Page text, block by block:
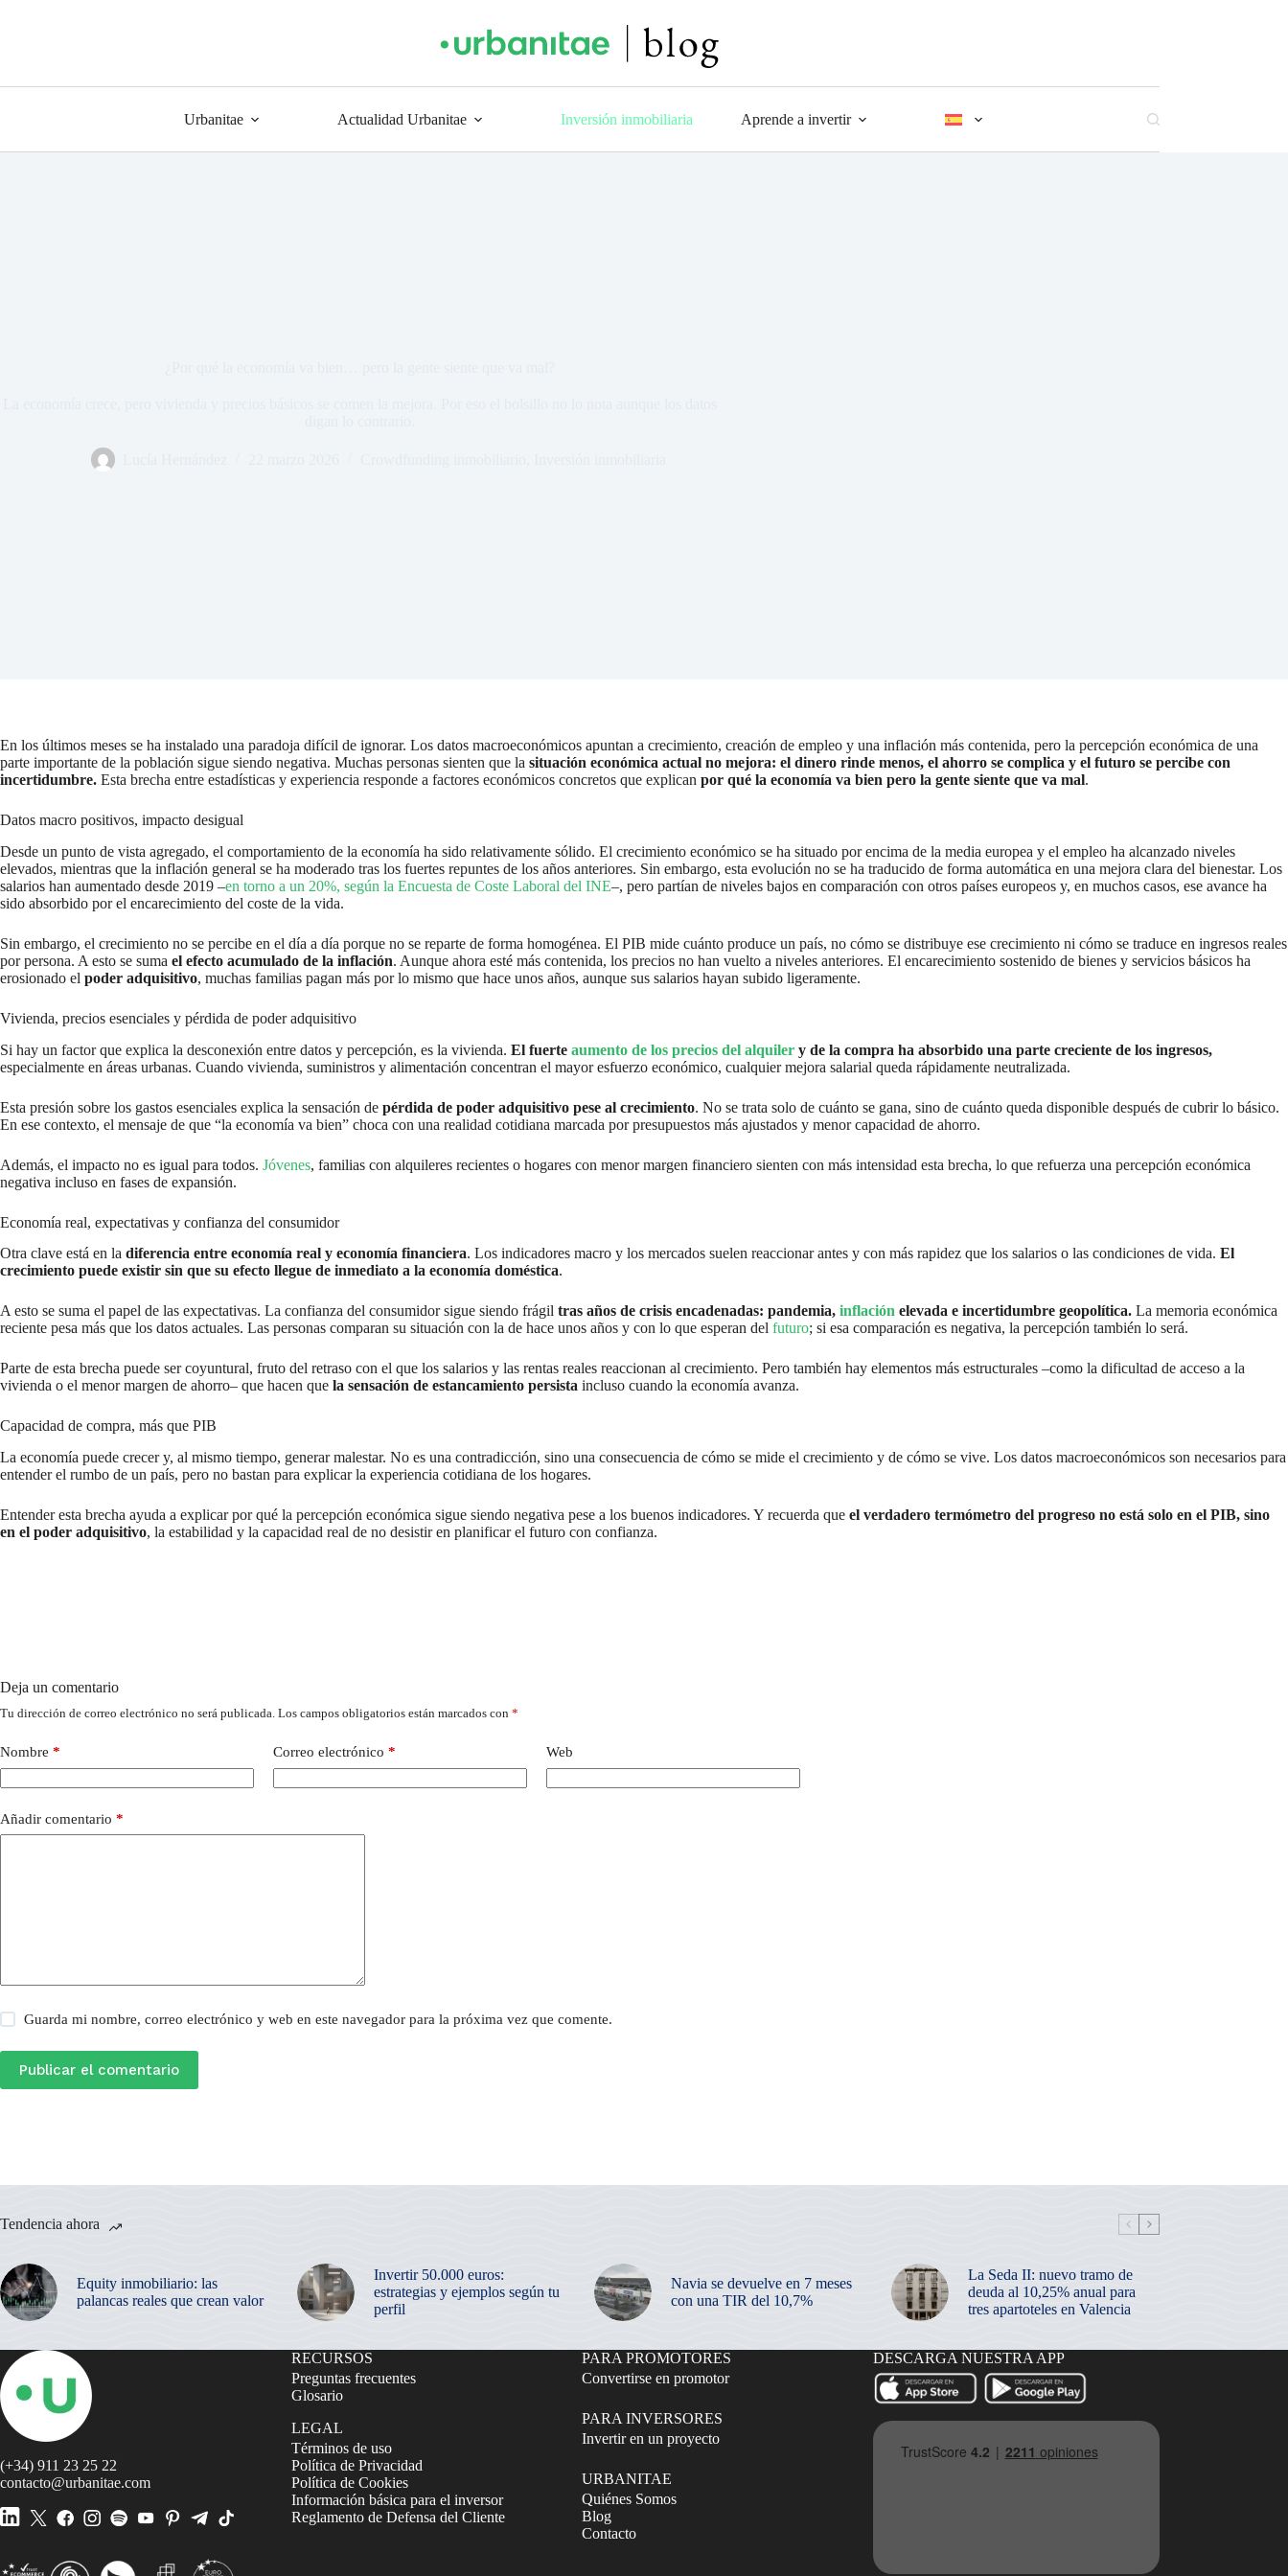
Urbanitae Actualidad Urbanitae Inversión inmobiliaria Aprende a invertir
En los últimos meses se ha instalado una paradoja difícil de ignorar. Los datos macroeconómicos apuntan a crecimiento, creación de empleo y una inflación más contenida, pero la percepción económica de una
parte importante de la población sigue siendo negativa. Muchas personas sienten que la situación económica actual no mejora: el dinero rinde menos, el ahorro se complica y el futuro se percibe con
incertidumbre. Esta brecha entre estadísticas y experiencia responde a factores económicos concretos que explican por qué la economía va bien pero la gente siente que va mal.
Datos macro positivos, impacto desigual
Desde un punto de vista agregado, el comportamiento de la economía ha sido relativamente sólido. El crecimiento económico se ha situado por encima de la media europea y el empleo ha alcanzado niveles
elevados, mientras que la inflación general se ha moderado tras los fuertes repuntes de los años anteriores. Sin embargo, esta evolución no se ha traducido de forma automática en una mejora clara del bienestar. Los
salarios han aumentado desde 2019 –en torno a un 20%, según la Encuesta de Coste Laboral del INE–, pero partían de niveles bajos en comparación con otros países europeos y, en muchos casos, ese avance ha
sido absorbido por el encarecimiento del coste de la vida.
Sin embargo, el crecimiento no se percibe en el día a día porque no se reparte de forma homogénea. El PIB mide cuánto produce un país, no cómo se distribuye ese crecimiento ni cómo se traduce en ingresos reales
por persona. A esto se suma el efecto acumulado de la inflación. Aunque ahora esté más contenida, los precios no han vuelto a niveles anteriores. El encarecimiento sostenido de bienes y servicios básicos ha
erosionado el poder adquisitivo, muchas familias pagan más por lo mismo que hace unos años, aunque sus salarios hayan subido ligeramente.
Vivienda, precios esenciales y pérdida de poder adquisitivo
Si hay un factor que explica la desconexión entre datos y percepción, es la vivienda. El fuerte aumento de los precios del alquiler y de la compra ha absorbido una parte creciente de los ingresos,
especialmente en áreas urbanas. Cuando vivienda, suministros y alimentación concentran el mayor esfuerzo económico, cualquier mejora salarial queda rápidamente neutralizada.
Esta presión sobre los gastos esenciales explica la sensación de pérdida de poder adquisitivo pese al crecimiento. No se trata solo de cuánto se gana, sino de cuánto queda disponible después de cubrir lo básico.
En ese contexto, el mensaje de que “la economía va bien” choca con una realidad cotidiana marcada por presupuestos más ajustados y menor capacidad de ahorro.
Además, el impacto no es igual para todos. Jóvenes, familias con alquileres recientes o hogares con menor margen financiero sienten con más intensidad esta brecha, lo que refuerza una percepción económica
negativa incluso en fases de expansión.
Economía real, expectativas y confianza del consumidor
Otra clave está en la diferencia entre economía real y economía financiera. Los indicadores macro y los mercados suelen reaccionar antes y con más rapidez que los salarios o las condiciones de vida. El
crecimiento puede existir sin que su efecto llegue de inmediato a la economía doméstica.
A esto se suma el papel de las expectativas. La confianza del consumidor sigue siendo frágil tras años de crisis encadenadas: pandemia, inflación elevada e incertidumbre geopolítica. La memoria económica
reciente pesa más que los datos actuales. Las personas comparan su situación con la de hace unos años y con lo que esperan del futuro; si esa comparación es negativa, la percepción también lo será.
Parte de esta brecha puede ser coyuntural, fruto del retraso con el que los salarios y las rentas reales reaccionan al crecimiento. Pero también hay elementos más estructurales –como la dificultad de acceso a la
vivienda o el menor margen de ahorro– que hacen que la sensación de estancamiento persista incluso cuando la economía avanza.
Capacidad de compra, más que PIB
La economía puede crecer y, al mismo tiempo, generar malestar. No es una contradicción, sino una consecuencia de cómo se mide el crecimiento y de cómo se vive. Los datos macroeconómicos son necesarios para
entender el rumbo de un país, pero no bastan para explicar la experiencia cotidiana de los hogares.
Entender esta brecha ayuda a explicar por qué la percepción económica sigue siendo negativa pese a los buenos indicadores. Y recuerda que el verdadero termómetro del progreso no está solo en el PIB, sino
en el poder adquisitivo, la estabilidad y la capacidad real de no desistir en planificar el futuro con confianza.
Deja un comentario
Tu dirección de correo electrónico no será publicada. Los campos obligatorios están marcados con *
Nombre * Correo electrónico * Web
Añadir comentario *
Guarda mi nombre, correo electrónico y web en este navegador para la próxima vez que comente.
Publicar el comentario
Tendencia ahora
Equity inmobiliario: las
palancas reales que crean valor
Invertir 50.000 euros:
estrategias y ejemplos según tu
perfil
Navia se devuelve en 7 meses
con una TIR del 10,7%
La Seda II: nuevo tramo de
deuda al 10,25% anual para
tres apartoteles en Valencia
(+34) 911 23 25 22
contacto@urbanitae.com
RECURSOS
Preguntas frecuentes
Glosario
LEGAL
Términos de uso
Política de Privacidad
Política de Cookies
Información básica para el inversor
Reglamento de Defensa del Cliente
PARA PROMOTORES
Convertirse en promotor
PARA INVERSORES
Invertir en un proyecto
URBANITAE
Quiénes Somos
Blog
Contacto
DESCARGA NUESTRA APP